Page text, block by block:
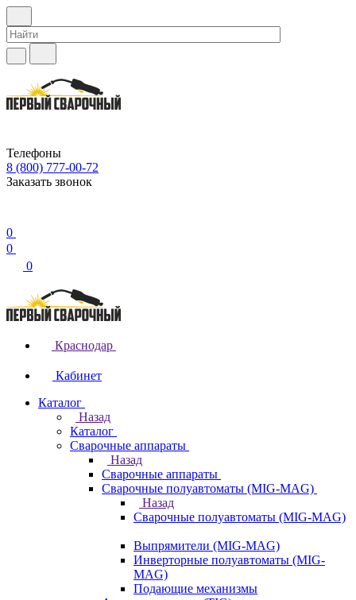
Телефоны
8 (800) 777-00-72
Заказать звонок
0
0
0
Краснодар
Кабинет
Каталог
Назад
Каталог
Сварочные аппараты
Назад
Сварочные аппараты
Сварочные полуавтоматы (MIG-MAG)
Назад
Сварочные полуавтоматы (MIG-MAG)
Выпрямители (MIG-MAG)
Инверторные полуавтоматы (MIG-
MAG)
Подающие механизмы